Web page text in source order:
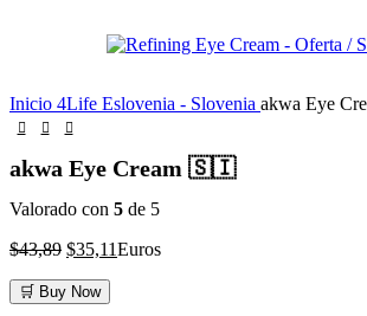
Inicio 4Life Eslovenia - Slovenia akwa Eye
akwa Eye Cream 🇸🇮
Valorado con 5 de 5
$43,89 El
original
$35,11El
Euros
🛒 Buy Now